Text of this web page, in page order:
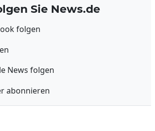
Sie News.de
folgen
News folgen
abonnieren